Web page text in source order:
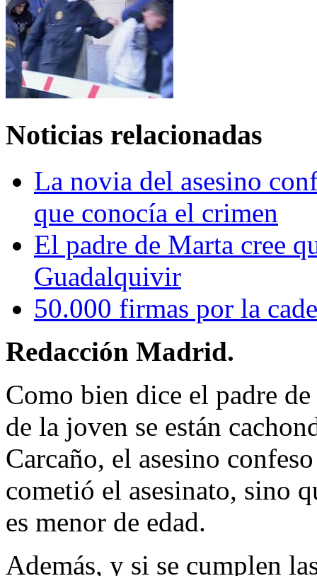
Noticias relacionadas
La novia del asesino
que conocía el crimen
El padre de Marta cree
Guadalquivir
50.000 firmas por la
Redacción Madrid.
Como bien dice el padre
de la joven se están
Carcaño, el asesino
cometió el asesinato, sino
es menor de edad.
Además, y si se cumplen